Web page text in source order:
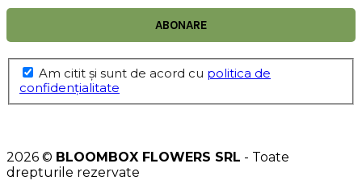
Am citit şi sunt de acord cu politica de
confidențialitate
2026 © BLOOMBOX FLOWERS SRL - Toate
drepturile rezervate